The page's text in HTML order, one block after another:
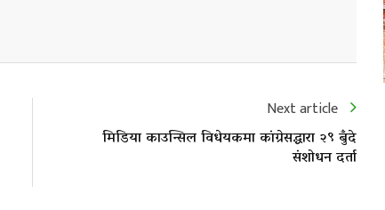
Next article
मिडिया काउन्सिल विधेयकमा कांग्रेसद्धारा २९ बुँदे
संशोधन दर्ता